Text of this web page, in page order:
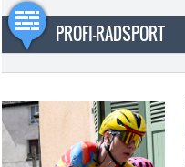
PROFI-RADSPORT